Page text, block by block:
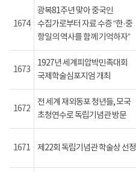
1674
광복81주년 맞아 중국인
수집가로부터 자료 수증 “한·중
항일의 역사를 함께 기억하자”
1673
1927년 세계피압박민족대회
국제학술심포지엄 개최
1672
전 세계 재외동포 청년들, 모국
초청연수로 독립기념관 방문
1671 제22회 독립기념관 학술상 선정